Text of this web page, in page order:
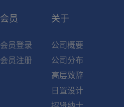
会员
会员登录
会员注册
关于
公司概要
公司分布
高层致辞
日置设计